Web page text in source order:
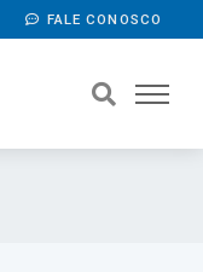
FALE CONOSCO